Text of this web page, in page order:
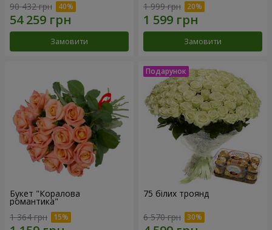
90 432 грн
Замовити
1 999 грн
Замовити
Букет "Коралова
романтика"
1 364 грн
75 білих троянд
6 570 грн